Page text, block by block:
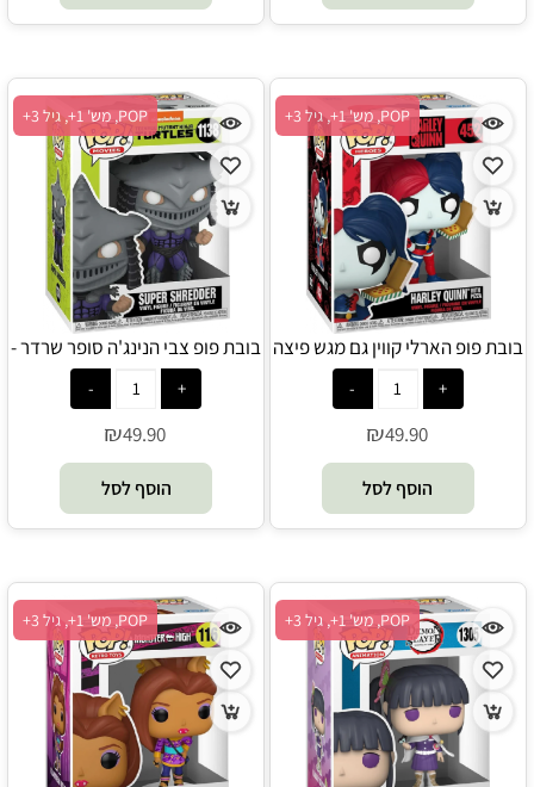
POP, מש' 1+, גיל 3+
בובת פופ הארלי קווין גם מגש פיצה
₪49.90
הוסף לסל
POP, מש' 1+, גיל 3+
בובת פופ צבי הנינג'ה סופר שרדר -
₪49.90
הוסף לסל
POP, מש' 1+, גיל 3+ POP, מש' 1+, גיל 3+